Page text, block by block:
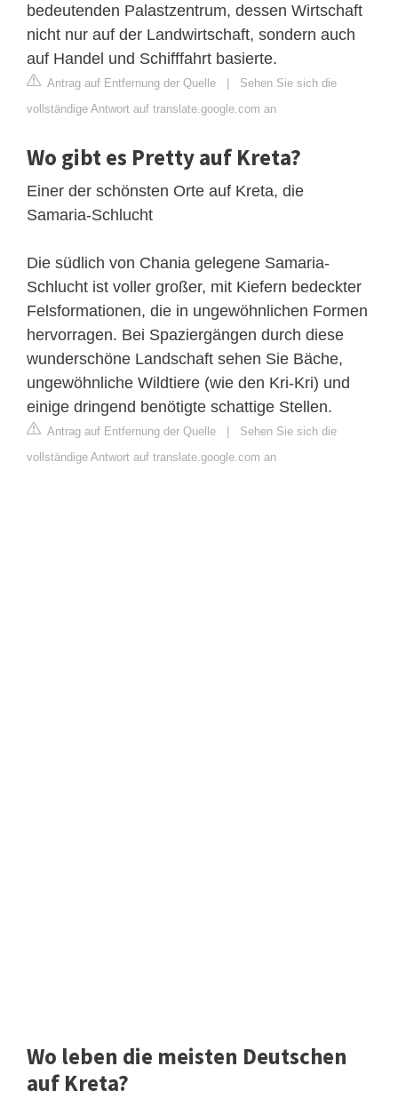
bedeutenden Palastzentrum, dessen Wirtschaft
nicht nur auf der Landwirtschaft, sondern auch
auf Handel und Schifffahrt basierte.
Antrag auf Entfernung der Quelle | Sehen Sie sich die
vollständige Antwort auf translate.google.com an
Wo gibt es Pretty auf Kreta?
Einer der schönsten Orte auf Kreta, die
Samaria-Schlucht
Die südlich von Chania gelegene Samaria-
Schlucht ist voller großer, mit Kiefern bedeckter
Felsformationen, die in ungewöhnlichen Formen
hervorragen. Bei Spaziergängen durch diese
wunderschöne Landschaft sehen Sie Bäche,
ungewöhnliche Wildtiere (wie den Kri-Kri) und
einige dringend benötigte schattige Stellen.
Antrag auf Entfernung der Quelle | Sehen Sie sich die
vollständige Antwort auf translate.google.com an
Wo leben die meisten Deutschen
auf Kreta?